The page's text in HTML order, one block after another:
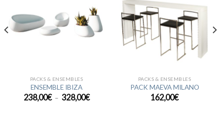
wishlist
PACKS & ENSEMBLES
ENSEMBLE IBIZA
238,00€ – 328,00€Plage
de
à la
wishlist
PACKS & ENSEMBLES
PACK MAEVA MILANO
162,00€